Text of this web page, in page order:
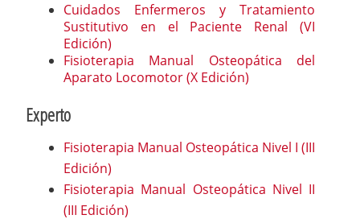
Cuidados Enfermeros y Tratamiento
Sustitutivo en el Paciente Renal (VI
Edición)
Fisioterapia Manual Osteopática del
Aparato Locomotor (X Edición)
Experto
Fisioterapia Manual Osteopática Nivel I (III
Edición)
Fisioterapia Manual Osteopática Nivel II
(III Edición)